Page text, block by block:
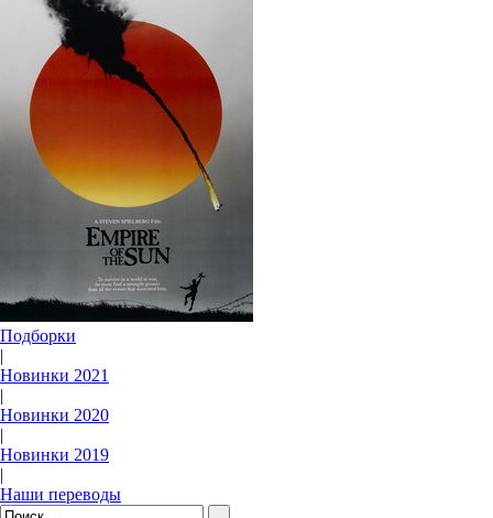
Подборки
|
Новинки 2021
|
Новинки 2020
|
Новинки 2019
|
Наши переводы